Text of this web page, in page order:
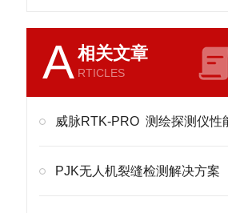
A相关文章
RTICLES
威脉RTK-PRO 测绘探测仪性
PJK无人机裂缝检测解决方案